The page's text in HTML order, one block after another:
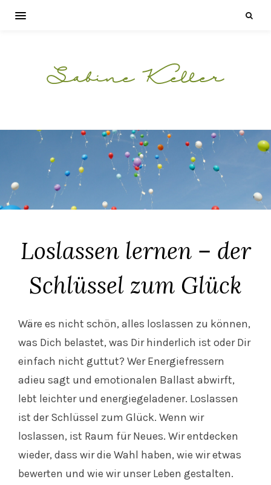
Sabine Keller
Loslassen lernen – der
Schlüssel zum Glück
Wäre es nicht schön, alles loslassen zu können,
was Dich belastet, was Dir hinderlich ist oder Dir
einfach nicht guttut? Wer Energiefressern
adieu sagt und emotionalen Ballast abwirft,
lebt leichter und energiegeladener. Loslassen
ist der Schlüssel zum Glück. Wenn wir
loslassen, ist Raum für Neues. Wir entdecken
wieder, dass wir die Wahl haben, wie wir etwas
bewerten und wie wir unser Leben gestalten.